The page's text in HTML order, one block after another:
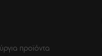
προϊόντα